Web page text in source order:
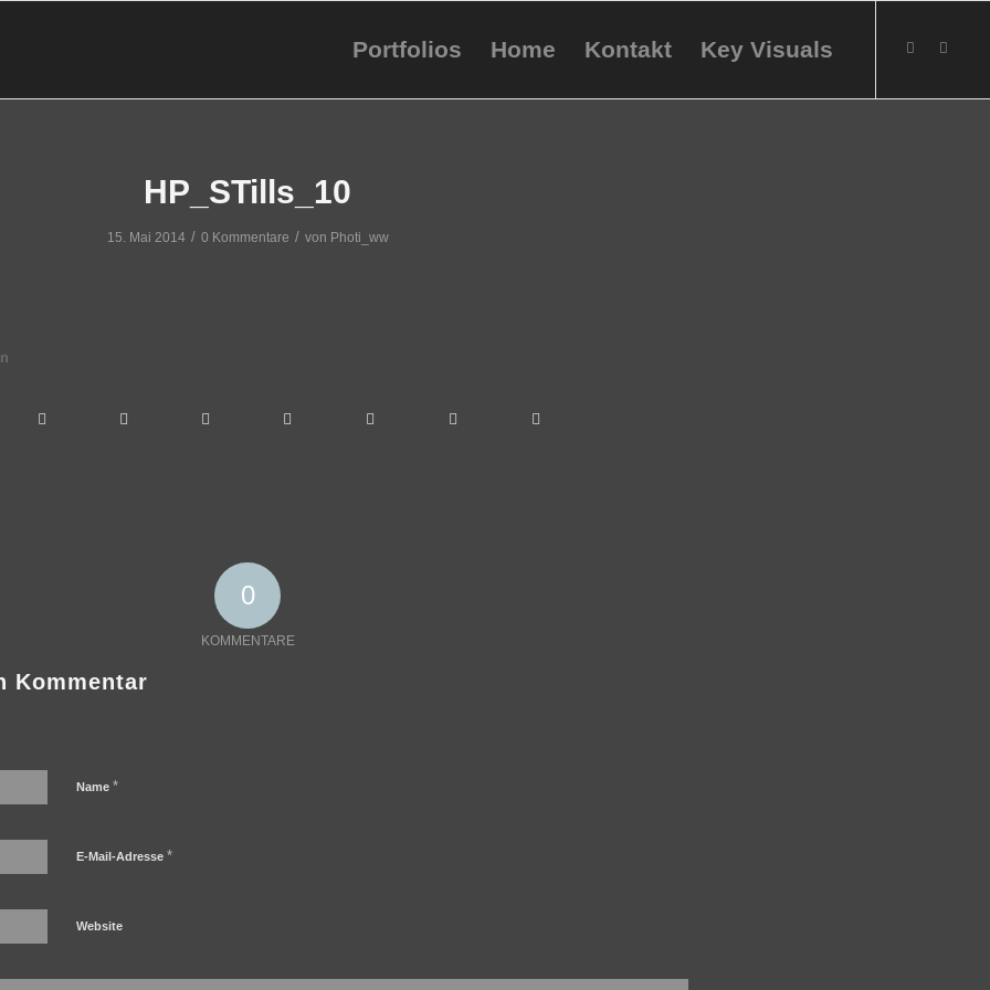
Portfolios Home Kontakt Key Visuals
HP_STills_10
15. Mai 2014 / 0 Kommentare / von Photi_ww
0
KOMMENTARE
Kommentar
Name *
E-Mail-Adresse *
Website